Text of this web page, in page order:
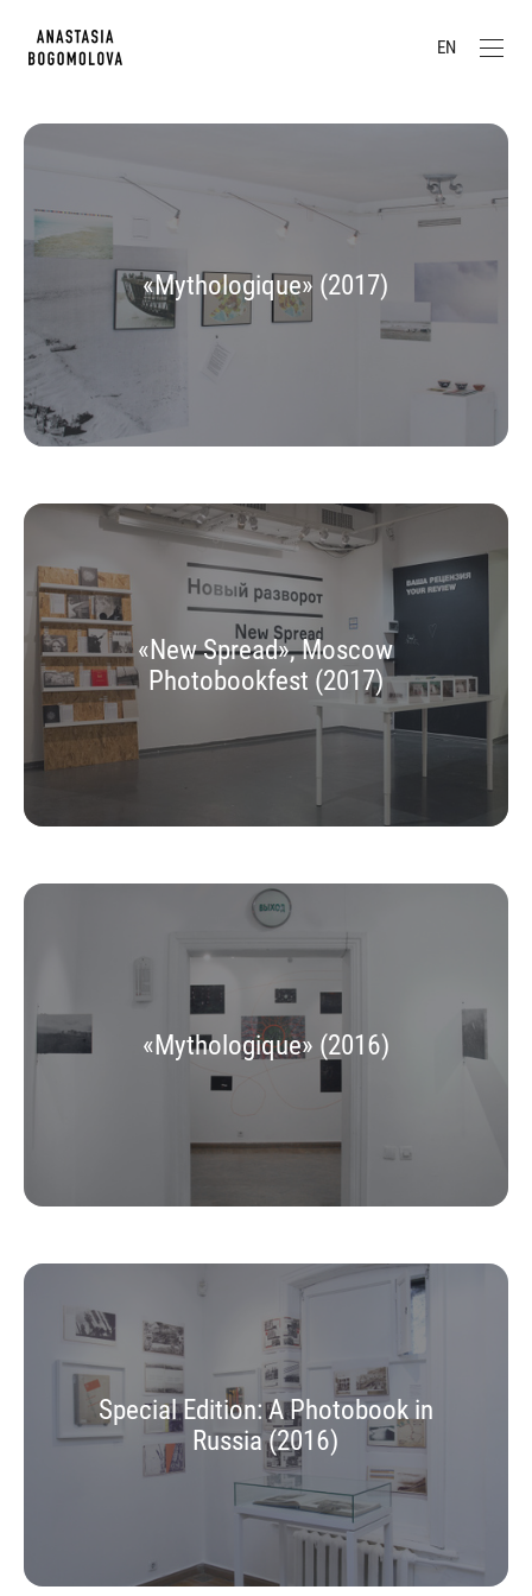
EN
«Mythologique» (2017)
«New Spread», Moscow
Photobookfest (2017)
«Mythologique» (2016)
Special Edition: A Photobook in
Russia (2016)